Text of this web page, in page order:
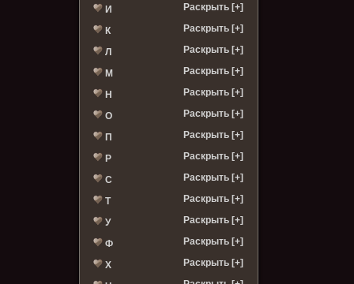
И Раскрыть [+]
К Раскрыть [+]
Л Раскрыть [+]
М Раскрыть [+]
Н Раскрыть [+]
О Раскрыть [+]
П Раскрыть [+]
Р Раскрыть [+]
С Раскрыть [+]
Т Раскрыть [+]
У Раскрыть [+]
Ф Раскрыть [+]
Х Раскрыть [+]